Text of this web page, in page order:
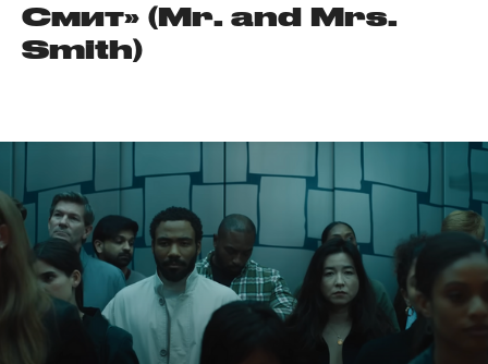
Смит» (Mr. and Mrs.
Smith)